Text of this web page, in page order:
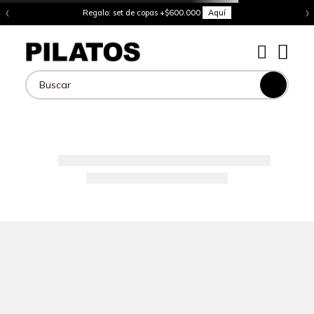
‹ Regalo: set de copas +$600.000 Aquí ›
Buscar